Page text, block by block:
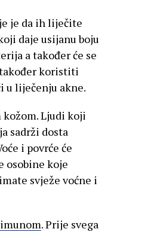
je da ih liječite
daje usijanu boju
a također će se
koristiti
u liječenju akne.
kožom. Ljudi koji
sadrži dosta
i povrće će
osobine koje
svježe voćne i
. Prije svega